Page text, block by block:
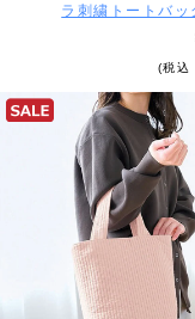
ラ刺繍トートバッ
(税